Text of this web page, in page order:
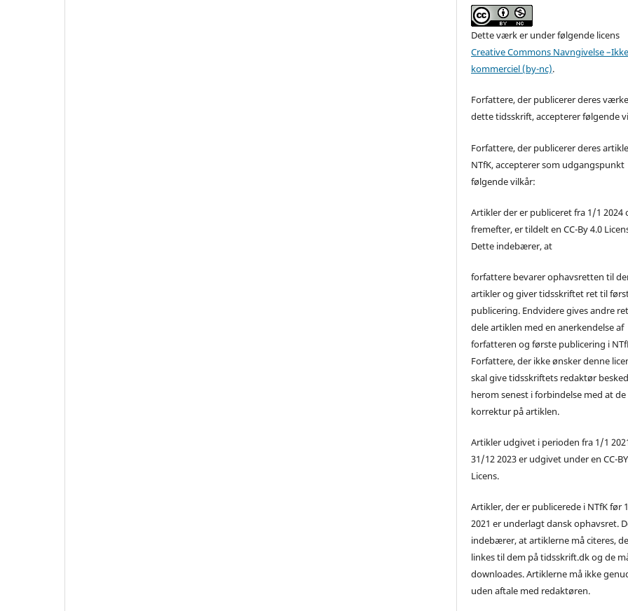
Dette værk er under følgende licens
Creative Commons Navngivelse
kommerciel (by-nc).
Forfattere, der publicerer deres
dette tidsskrift, accepterer følgende
Forfattere, der publicerer deres
NTfK, accepterer som udgangspunkt
følgende vilkår:
Artikler der er publiceret fra 1/1 2024
fremefter, er tildelt en CC-By 4.0
Dette indebærer, at
forfattere bevarer ophavsretten til
artikler og giver tidsskriftet ret til
publicering. Endvidere gives andre
dele artiklen med en anerkendelse af
forfatteren og første publicering i
Forfattere, der ikke ønsker denne
skal give tidsskriftets redaktør besked
herom senest i forbindelse med at
korrektur på artiklen.
Artikler udgivet i perioden fra 1/1
31/12 2023 er udgivet under en CC-
Licens.
Artikler, der er publicerede i NTfK før
2021 er underlagt dansk ophavsret.
indebærer, at artiklerne må citeres,
linkes til dem på tidsskrift.dk og de
downloades. Artiklerne må ikke
uden aftale med redaktøren.